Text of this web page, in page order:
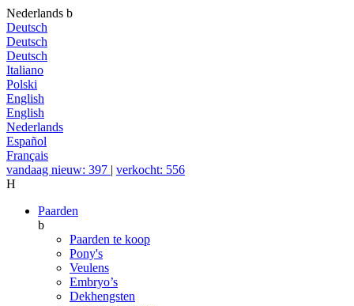
Nederlands b
Deutsch
Deutsch
Deutsch
Italiano
Polski
English
English
Nederlands
Español
Français
vandaag nieuw: 397 | verkocht: 556
H
Paarden
b
Paarden te koop
Pony's
Veulens
Embryo’s
Dekhengsten